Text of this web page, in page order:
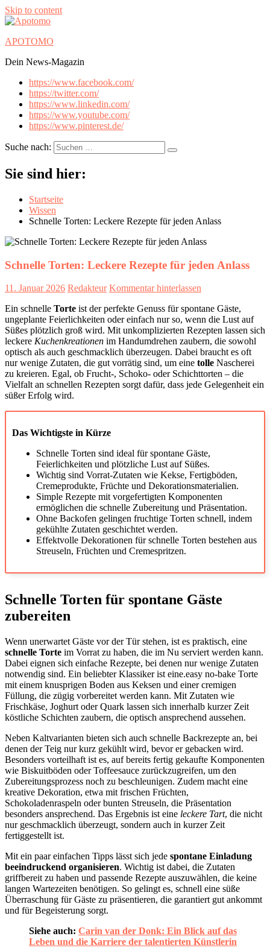
Skip to content
APOTOMO
Dein News-Magazin
https://www.facebook.com/
https://twitter.com/
https://www.linkedin.com/
https://www.youtube.com/
https://www.pinterest.de/
Suche nach:
Sie sind hier:
Startseite
Wissen
Schnelle Torten: Leckere Rezepte für jeden Anlass
Schnelle Torten: Leckere Rezepte für jeden Anlass
11. Januar 2026 Redakteur Kommentar hinterlassen
Ein schnelle Torte ist der perfekte Genuss für spontane Gäste,
ungeplante Feierlichkeiten oder einfach nur so, wenn die Lust auf
Süßes plötzlich groß wird. Mit unkomplizierten Rezepten lassen sich
leckere Kuchenkreationen im Handumdrehen zaubern, die sowohl
optisch als auch geschmacklich überzeugen. Dabei braucht es oft
nur wenige Zutaten, die gut vorrätig sind, um eine tolle Nascherei
zu kreieren. Egal, ob Frucht-, Schoko- oder Schichttorten – die
Vielfalt an schnellen Rezepten sorgt dafür, dass jede Gelegenheit ein
süßer Erfolg wird.
Das Wichtigste in Kürze
Schnelle Torten sind ideal für spontane Gäste,
Feierlichkeiten und plötzliche Lust auf Süßes.
Wichtig sind Vorrat-Zutaten wie Kekse, Fertigböden,
Cremeprodukte, Früchte und Dekorationsmaterialien.
Simple Rezepte mit vorgefertigten Komponenten
ermöglichen die schnelle Zubereitung und Präsentation.
Ohne Backofen gelingen fruchtige Torten schnell, indem
gekühlte Zutaten geschichtet werden.
Effektvolle Dekorationen für schnelle Torten bestehen aus
Streuseln, Früchten und Cremespritzen.
Schnelle Torten für spontane Gäste
zubereiten
Wenn unerwartet Gäste vor der Tür stehen, ist es praktisch, eine
schnelle Torte im Vorrat zu haben, die im Nu serviert werden kann.
Dabei eignen sich einfache Rezepte, bei denen nur wenige Zutaten
notwendig sind. Ein beliebter Klassiker ist eine.easy no-bake Torte
mit einem knusprigen Boden aus Keksen und einer cremigen
Füllung, die zügig vorbereitet werden kann. Mit Zutaten wie
Frischkäse, Joghurt oder Quark lassen sich innerhalb kurzer Zeit
köstliche Schichten zaubern, die optisch ansprechend aussehen.
Neben Kaltvarianten bieten sich auch schnelle Backrezepte an, bei
denen der Teig nur kurz gekühlt wird, bevor er gebacken wird.
Besonders vorteilhaft ist es, auf bereits fertig gekaufte Komponenten
wie Biskuitböden oder Toffeesauce zurückzugreifen, um den
Zubereitungsprozess noch zu beschleunigen. Zudem macht eine
kreative Dekoration, etwa mit frischen Früchten,
Schokoladenraspeln oder bunten Streuseln, die Präsentation
besonders ansprechend. Das Ergebnis ist eine leckere Tart, die nicht
nur geschmacklich überzeugt, sondern auch in kurzer Zeit
fertiggestellt ist.
Mit ein paar einfachen Tipps lässt sich jede spontane Einladung
beeindruckend organisieren. Wichtig ist dabei, die Zutaten
griffbereit zu haben und passende Rezepte auszuwählen, die keine
langen Wartezeiten benötigen. So gelingt es, schnell eine süße
Überraschung für Gäste zu präsentieren, die garantiert gut ankommt
und für Begeisterung sorgt.
Siehe auch: Carin van der Donk: Ein Blick auf das
Leben und die Karriere der talentierten Künstlerin